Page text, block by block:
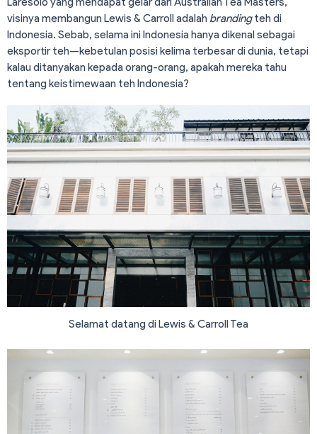
visinya membangun Lewis & Carroll adalah brandingteh di
Indonesia. Sebab, selama ini Indonesia hanya dikenal sebagai
eksportir teh—kebetulan posisi kelima terbesar di dunia, tetapi
kalau ditanyakan kepada orang-orang, apakah mereka tahu
tentang keistimewaan teh Indonesia?
Selamat datang di Lewis & Carroll Tea